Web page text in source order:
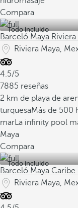
Compara
Todo incluido
Barceló Maya
Riviera Maya,
4.5/5
7885 reseñas
2 km de playa de
turquesaMás de 500
marLa infinity pool
Maya
Compara
Todo incluido
Barceló Maya
Riviera Maya,